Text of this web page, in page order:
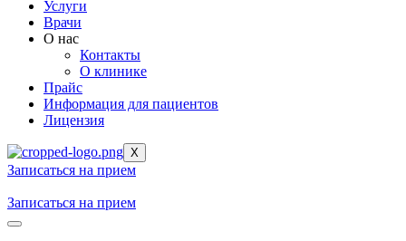
Услуги
Врачи
О нас
Контакты
О клинике
Прайс
Информация для пациентов
Лицензия
X
Записаться на прием
Записаться на прием